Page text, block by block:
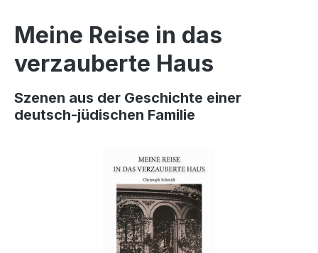
Meine Reise in das
verzauberte Haus
Szenen aus der Geschichte einer
deutsch-jüdischen Familie
Bildergalerie überspringen